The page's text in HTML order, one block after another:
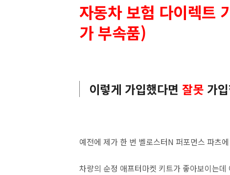
자동차 보험 다이렉트
가 부속품)
이렇게 가입했다면 잘못 가
예전에 제가 한 번 벨로스터N 퍼포먼스 파츠
차량의 순정 애프터마켓 키트가 좋아보이는데